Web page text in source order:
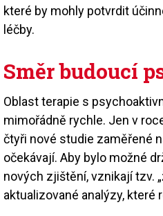
které by mohly potvrdit
léčby.
Směr budoucí
Oblast terapie s
mimořádně rychle. Jen v
čtyři nové studie zaměřené
očekávají. Aby bylo možné
nových zjištění, vznikají tzv.
aktualizované analýzy, které